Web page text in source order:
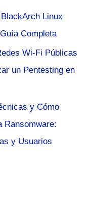
Linux
Completa
Wi-Fi Públicas
un Pentesting en
y Cómo
Ransomware:
y Usuarios